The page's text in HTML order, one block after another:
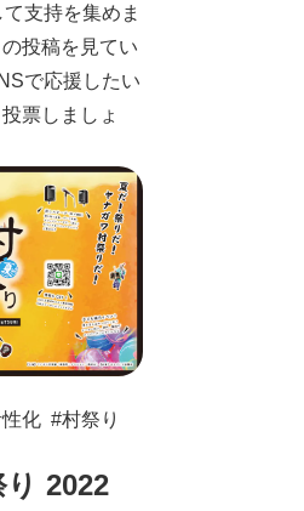
支持を集めま
投稿を見てい
で応援したい
票しましょ
化 村祭り
2022